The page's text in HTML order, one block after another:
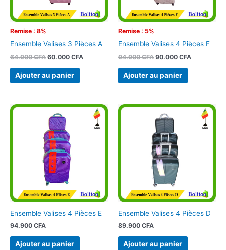
Remise : 8%
Ensemble Valises 3 Pièces A
64.900CFA 60.000 CFA
Ajouter au panier
Remise : 5%
Ensemble Valises 4 Pièces F
94.900CFA 90.000 CFA
Ajouter au panier
Ensemble Valises 4 Pièces E
94.900 CFA
Ajouter au panier
Ensemble Valises 4 Pièces D
89.900 CFA
Ajouter au panier